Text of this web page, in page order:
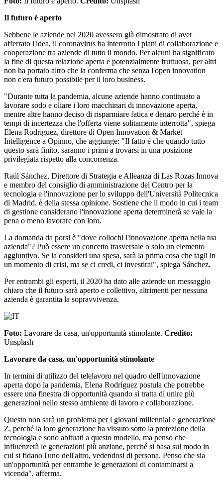
Il futuro è aperto
Sebbene le aziende nel 2020 avessero già dimostrato di aver
afferrato l'idea, il coronavirus ha interrotto i piani di collaborazione e
cooperazione tra aziende di tutto il mondo. Per alcuni ha significato
la fine di questa relazione aperta e potenzialmente fruttuosa, per altri
non ha portato altro che la conferma che senza l'open innovation
non c'era futuro possibile per il loro business.
"Durante tutta la pandemia, alcune aziende hanno continuato a
lavorare sodo e oliare i loro macchinari di innovazione aperta,
mentre altre hanno deciso di risparmiare fatica e denaro perché è in
tempi di incertezza che l'offerta viene solitamente interrotta", spiega
Elena Rodriguez, direttore di Open Innovation & Market
Intelligence a Opinno, che aggiunge: "Il fatto è che quando tutto
questo sarà finito, saranno i primi a trovarsi in una posizione
privilegiata rispetto alla concorrenza.
Raúl Sánchez, Direttore di Strategia e Alleanza di Las Rozas Innova
e membro del consiglio di amministrazione del Centro per la
tecnologia e l'innovazione per lo sviluppo dell'Università Politecnica
di Madrid, è della stessa opinione. Sostiene che il modo in cui i team
di gestione considerano l'innovazione aperta determinerà se vale la
pena o meno lavorare con loro.
La domanda da porsi è "dove collochi l'innovazione aperta nella tua
azienda"? Può essere un concetto trasversale o solo un elemento
aggiuntivo. Se la consideri una spesa, sarà la prima cosa che tagli in
un momento di crisi, ma se ci credi, ci investirai", spiega Sánchez.
Per entrambi gli esperti, il 2020 ha dato alle aziende un messaggio
chiaro che il futuro sarà aperto e collettivo, altrimenti per nessuna
azienda è garantita la sopravvivenza.
Foto: Lavorare da casa, un'opportunità stimolante. Credito:
Unsplash
Lavorare da casa, un'opportunità stimolante
In termini di utilizzo del telelavoro nel quadro dell'innovazione
aperta dopo la pandemia, Elena Rodríguez postula che potrebbe
essere una finestra di opportunità quando si tratta di unire più
generazioni nello stesso ambiente di lavoro e collaborazione.
Questo non sarà un problema per i giovani millennial e generazione
Z, perché la loro generazione ha vissuto sotto la protezione della
tecnologia e sono abituati a questo modello, ma penso che
influenzerà le generazioni più anziane, perché si basa sul modo in
cui si fidano l'uno dell'altro, vedendosi di persona. Penso che sia
un'opportunità per entrambe le generazioni di contaminarsi a
vicenda", afferma.